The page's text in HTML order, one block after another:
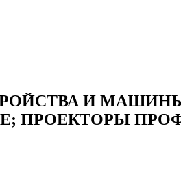
И
ПРОЕКТОРЫ